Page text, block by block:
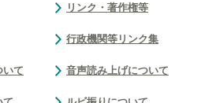
いて
リンク・著作権等
行政機関等リンク集
音声読み上げについて